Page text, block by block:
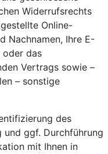
Widerrufsrechts
Online-
Nachnamen, Ihre E-
oder das
Vertrags sowie –
– sonstige
des
ggf. Durchführung
mit Ihnen in